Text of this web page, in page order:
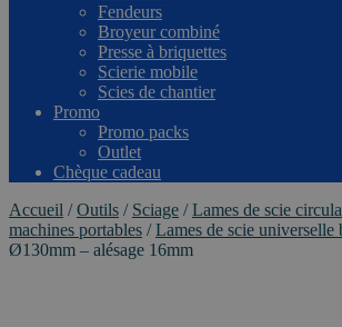
Fendeurs
Broyeur combiné
Presse à briquettes
Scierie mobile
Scies de chantier
Promo
Promo packs
Outlet
Chèque cadeau
Accueil /Outils / Sciage /Lames de scie
machines portables /Lames de scie universelle
Ø130mm – alésage 16mm